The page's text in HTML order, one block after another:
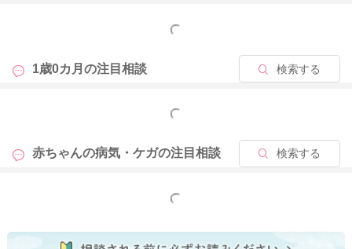
いただきながら、水分摂取をこまめにさせてあげてください
吐がある、機嫌が悪い、元気がない、お腹を痛がる、お尻がか
ぶれる、血便がある、水分が摂れないなどあれば、再度受診を
2025/9/14 21:49
もっと見る
1歳0カ月の注目相談 検索する
もっと見る
赤ちゃんの病気・ケガの注目相談 検索する
もっと見る